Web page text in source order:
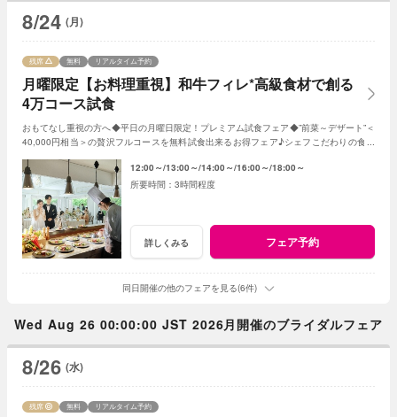
8/24 (月)
月曜限定【お料理重視】和牛フィレ*高級食材で創る
4万コース試食
残席 無料 リアルタイム予約
おもてなし重視の方へ◆平日の月曜日限定！プレミアム試食フェア◆”前菜～デザート”＜
40,000円相当＞の贅沢フルコースを無料試食出来るお得フェア♪シェフこだわりの食材
12:00～ 13:00～ 14:00～ 16:00～ 18:00～
3時間程度
詳しくみる フェア予約
同日開催の他のフェアを見る(6件)
Wed Aug 26 00:00:00 JST 2026月開催のブライダルフェア
8/26 (水)
残席 無料 リアルタイム予約